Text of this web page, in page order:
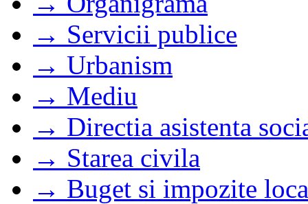
→ Servicii publice
→ Urbanism
→ Mediu
→ Directia asistenta
→ Starea civila
→ Buget si impozite